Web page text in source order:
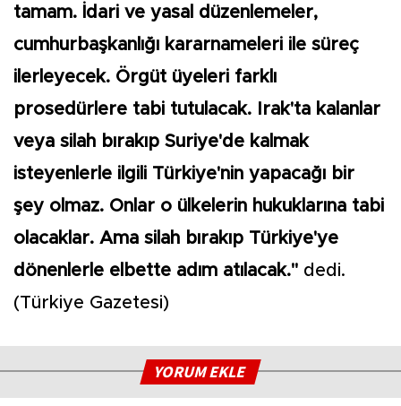
tamam. İdari ve yasal düzenlemeler,
cumhurbaşkanlığı kararnameleri ile süreç
ilerleyecek. Örgüt üyeleri farklı
prosedürlere tabi tutulacak. Irak'ta kalanlar
veya silah bırakıp Suriye'de kalmak
isteyenlerle ilgili Türkiye'nin yapacağı bir
şey olmaz. Onlar o ülkelerin hukuklarına tabi
olacaklar. Ama silah bırakıp Türkiye'ye
dönenlerle elbette adım atılacak." dedi.
(Türkiye Gazetesi)
YORUM EKLE